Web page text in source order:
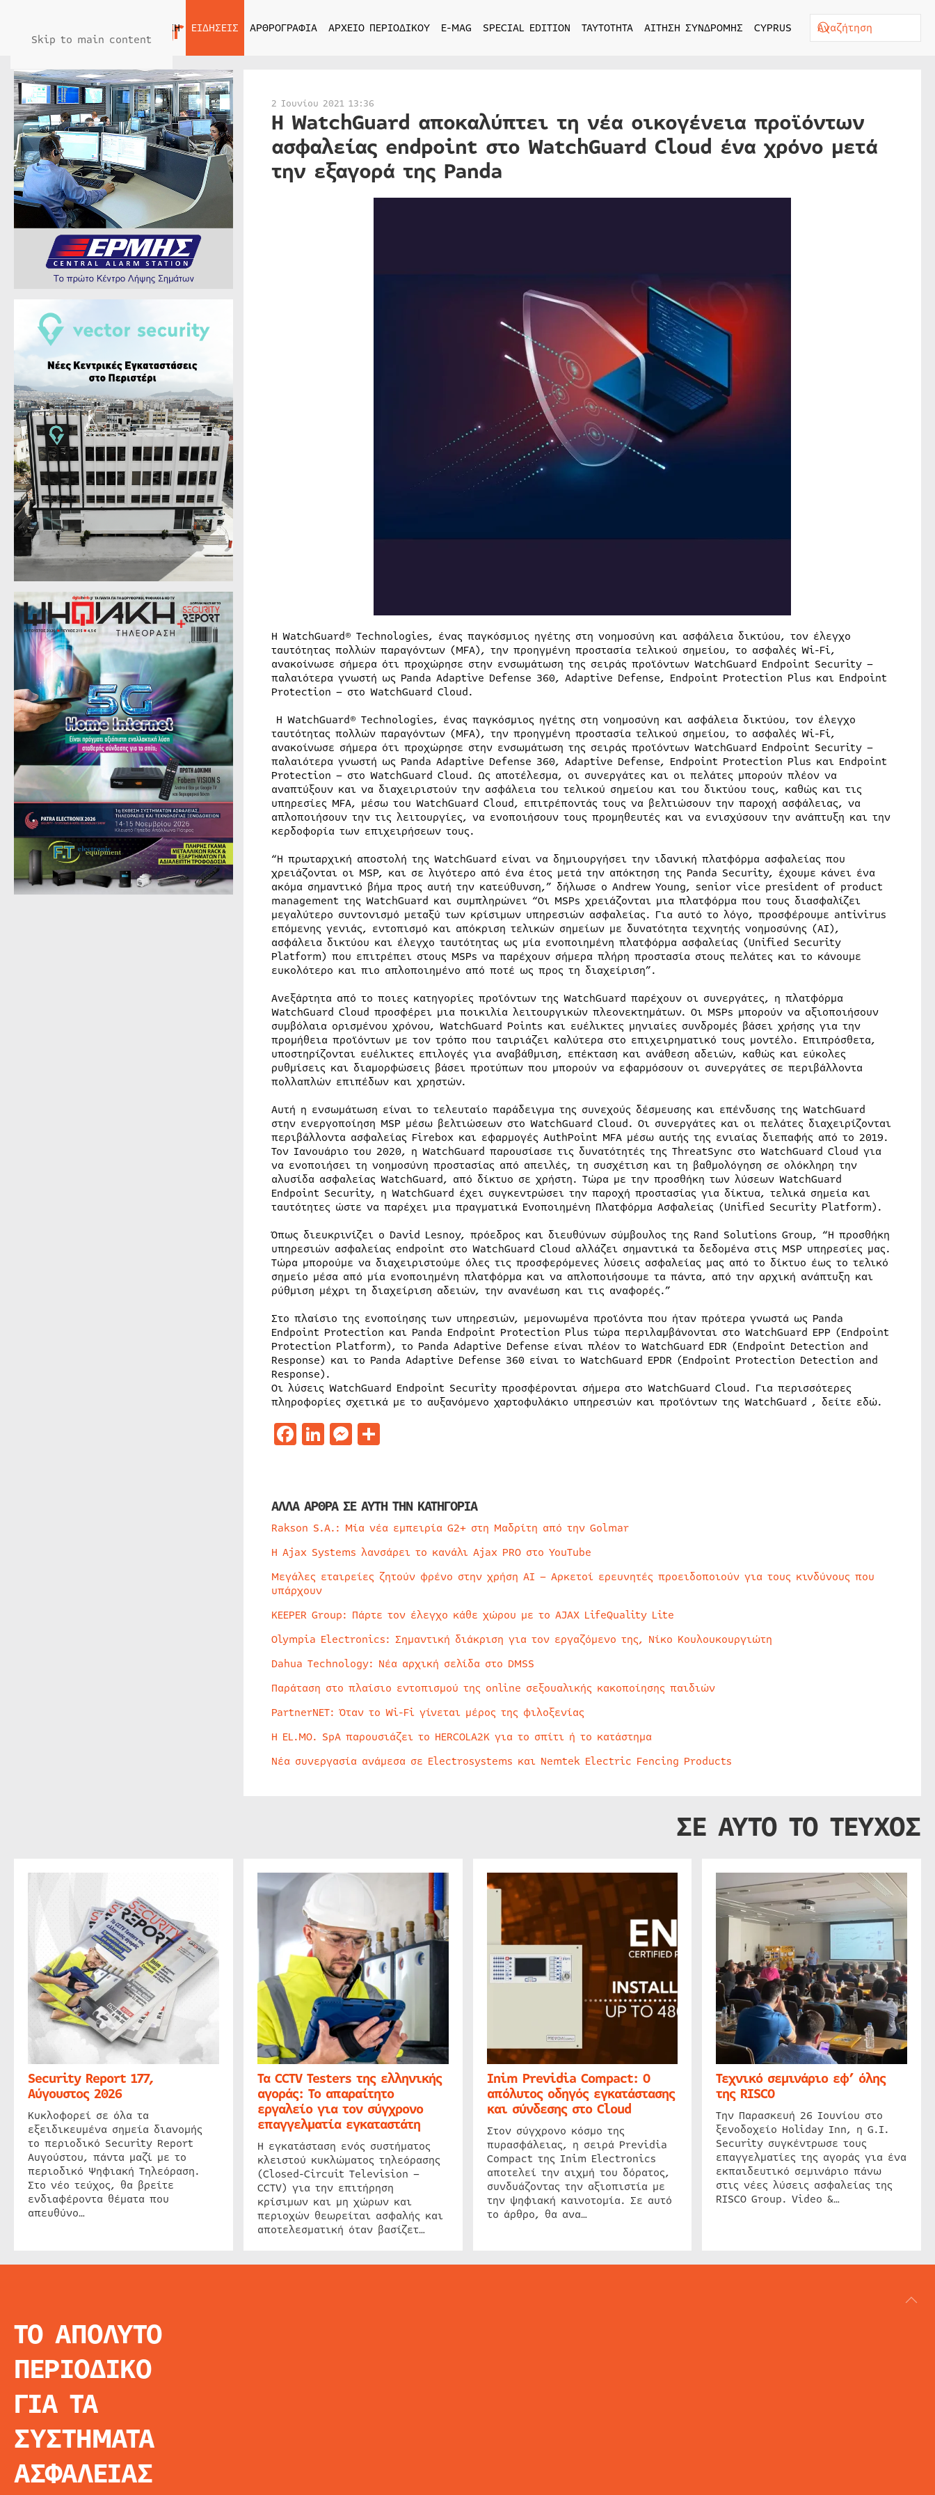
Skip to main content
ΑΡΧΙΚΗ ΕΙΔΗΣΕΙΣ ΑΡΘΡΟΓΡΑΦΙΑ ΑΡΧΕΙΟ ΠΕΡΙΟΔΙΚΟΥ E-MAG SPECIAL EDITION ΤΑΥΤΟΤΗΤΑ ΑΙΤΗΣΗ ΣΥΝΔΡΟΜΗΣ CYPRUS
2 Ιουνίου 2021 13:36
Η WatchGuard αποκαλύπτει τη νέα οικογένεια προϊόντων
ασφαλείας endpoint στο WatchGuard Cloud ένα χρόνο μετά
την εξαγορά της Panda
Η WatchGuard® Technologies, ένας παγκόσμιος ηγέτης στη νοημοσύνη και ασφάλεια δικτύου, τον έλεγχο
ταυτότητας πολλών παραγόντων (MFA), την προηγμένη προστασία τελικού σημείου, το ασφαλές Wi-Fi,
ανακοίνωσε σήμερα ότι προχώρησε στην ενσωμάτωση της σειράς προϊόντων WatchGuard Endpoint Security –
παλαιότερα γνωστή ως Panda Adaptive Defense 360, Adaptive Defense, Endpoint Protection Plus και Endpoint
Protection – στο WatchGuard Cloud.
Η WatchGuard® Technologies, ένας παγκόσμιος ηγέτης στη νοημοσύνη και ασφάλεια δικτύου, τον έλεγχο
ταυτότητας πολλών παραγόντων (MFA), την προηγμένη προστασία τελικού σημείου, το ασφαλές Wi-Fi,
ανακοίνωσε σήμερα ότι προχώρησε στην ενσωμάτωση της σειράς προϊόντων WatchGuard Endpoint Security –
παλαιότερα γνωστή ως Panda Adaptive Defense 360, Adaptive Defense, Endpoint Protection Plus και Endpoint
Protection – στο WatchGuard Cloud. Ως αποτέλεσμα, οι συνεργάτες και οι πελάτες μπορούν πλέον να
αναπτύξουν και να διαχειριστούν την ασφάλεια του τελικού σημείου και του δικτύου τους, καθώς και τις
υπηρεσίες MFA, μέσω του WatchGuard Cloud, επιτρέποντάς τους να βελτιώσουν την παροχή ασφάλειας, να
απλοποιήσουν την τις λειτουργίες, να ενοποιήσουν τους προμηθευτές και να ενισχύσουν την ανάπτυξη και την
κερδοφορία των επιχειρήσεων τους.
“Η πρωταρχική αποστολή της WatchGuard είναι να δημιουργήσει την ιδανική πλατφόρμα ασφαλείας που
χρειάζονται οι MSP, και σε λιγότερο από ένα έτος μετά την απόκτηση της Panda Security, έχουμε κάνει ένα
ακόμα σημαντικό βήμα προς αυτή την κατεύθυνση,” δήλωσε ο Andrew Young, senior vice president of product
management της WatchGuard και συμπληρώνει “Οι MSPs χρειάζονται μια πλατφόρμα που τους διασφαλίζει
μεγαλύτερο συντονισμό μεταξύ των κρίσιμων υπηρεσιών ασφαλείας. Για αυτό το λόγο, προσφέρουμε antivirus
επόμενης γενιάς, εντοπισμό και απόκριση τελικών σημείων με δυνατότητα τεχνητής νοημοσύνης (AI),
ασφάλεια δικτύου και έλεγχο ταυτότητας ως μία ενοποιημένη πλατφόρμα ασφαλείας (Unified Security
Platform) που επιτρέπει στους MSPs να παρέχουν σήμερα πλήρη προστασία στους πελάτες και το κάνουμε
ευκολότερο και πιο απλοποιημένο από ποτέ ως προς τη διαχείριση”.
Ανεξάρτητα από το ποιες κατηγορίες προϊόντων της WatchGuard παρέχουν οι συνεργάτες, η πλατφόρμα
WatchGuard Cloud προσφέρει μια ποικιλία λειτουργικών πλεονεκτημάτων. Οι MSPs μπορούν να αξιοποιήσουν
συμβόλαια ορισμένου χρόνου, WatchGuard Points και ευέλικτες μηνιαίες συνδρομές βάσει χρήσης για την
προμήθεια προϊόντων με τον τρόπο που ταιριάζει καλύτερα στο επιχειρηματικό τους μοντέλο. Επιπρόσθετα,
υποστηρίζονται ευέλικτες επιλογές για αναβάθμιση, επέκταση και ανάθεση αδειών, καθώς και εύκολες
ρυθμίσεις και διαμορφώσεις βάσει προτύπων που μπορούν να εφαρμόσουν οι συνεργάτες σε περιβάλλοντα
πολλαπλών επιπέδων και χρηστών.
Αυτή η ενσωμάτωση είναι το τελευταίο παράδειγμα της συνεχούς δέσμευσης και επένδυσης της WatchGuard
στην ενεργοποίηση MSP μέσω βελτιώσεων στο WatchGuard Cloud. Οι συνεργάτες και οι πελάτες διαχειρίζονται
περιβάλλοντα ασφαλείας Firebox και εφαρμογές AuthPoint MFA μέσω αυτής της ενιαίας διεπαφής από το 2019.
Τον Ιανουάριο του 2020, η WatchGuard παρουσίασε τις δυνατότητές της ThreatSync στο WatchGuard Cloud για
να ενοποιήσει τη νοημοσύνη προστασίας από απειλές, τη συσχέτιση και τη βαθμολόγηση σε ολόκληρη την
αλυσίδα ασφαλείας WatchGuard, από δίκτυο σε χρήστη. Τώρα με την προσθήκη των λύσεων WatchGuard
Endpoint Security, η WatchGuard έχει συγκεντρώσει την παροχή προστασίας για δίκτυα, τελικά σημεία και
ταυτότητες ώστε να παρέχει μια πραγματικά Ενοποιημένη Πλατφόρμα Ασφαλείας (Unified Security Platform).
Όπως διευκρινίζει ο David Lesnoy, πρόεδρος και διευθύνων σύμβουλος της Rand Solutions Group, “Η προσθήκη
υπηρεσιών ασφαλείας endpoint στο WatchGuard Cloud αλλάζει σημαντικά τα δεδομένα στις MSP υπηρεσίες μας.
Τώρα μπορούμε να διαχειριστούμε όλες τις προσφερόμενες λύσεις ασφαλείας μας από το δίκτυο έως το τελικό
σημείο μέσα από μία ενοποιημένη πλατφόρμα και να απλοποιήσουμε τα πάντα, από την αρχική ανάπτυξη και
ρύθμιση μέχρι τη διαχείριση αδειών, την ανανέωση και τις αναφορές.”
Στο πλαίσιο της ενοποίησης των υπηρεσιών, μεμονωμένα προϊόντα που ήταν πρότερα γνωστά ως Panda
Endpoint Protection και Panda Endpoint Protection Plus τώρα περιλαμβάνονται στο WatchGuard EPP (Endpoint
Protection Platform), το Panda Adaptive Defense είναι πλέον το WatchGuard EDR (Endpoint Detection and
Response) και το Panda Adaptive Defense 360 είναι το WatchGuard EPDR (Endpoint Protection Detection and
Response).
Οι λύσεις WatchGuard Endpoint Security προσφέρονται σήμερα στο WatchGuard Cloud. Για περισσότερες
πληροφορίες σχετικά με το αυξανόμενο χαρτοφυλάκιο υπηρεσιών και προϊόντων της WatchGuard , δείτε εδώ.
Facebook
LinkedIn
Messenger
Μοιραστείτε
ΑΛΛΑ ΑΡΘΡΑ ΣΕ ΑΥΤΗ ΤΗΝ ΚΑΤΗΓΟΡΙΑ
Rakson S.A.: Μία νέα εμπειρία G2+ στη Μαδρίτη από την Golmar
Η Ajax Systems λανσάρει το κανάλι Ajax PRO στο YouTube
Μεγάλες εταιρείες ζητούν φρένο στην χρήση AI – Αρκετοί ερευνητές προειδοποιούν για τους κινδύνους που
υπάρχουν
KEEPER Group: Πάρτε τον έλεγχο κάθε χώρου με το AJAX LifeQuality Lite
Olympia Electronics: Σημαντική διάκριση για τον εργαζόμενο της, Νίκο Κουλουκουργιώτη
Dahua Technology: Νέα αρχική σελίδα στο DMSS
Παράταση στο πλαίσιο εντοπισμού της online σεξουαλικής κακοποίησης παιδιών
PartnerNET: Όταν το Wi-Fi γίνεται μέρος της φιλοξενίας
Η EL.MO. SpA παρουσιάζει το HERCOLA2K για το σπίτι ή το κατάστημα
Νέα συνεργασία ανάμεσα σε Electrosystems και Nemtek Electric Fencing Products
ΣΕ ΑΥΤΟ ΤΟ ΤΕΥΧΟΣ
Security Report 177,
Αύγουστος 2026
Κυκλοφορεί σε όλα τα
εξειδικευμένα σημεία διανομής
το περιοδικό Security Report
Αυγούστου, πάντα μαζί με το
περιοδικό Ψηφιακή Τηλεόραση.
Στο νέο τεύχος, θα βρείτε
ενδιαφέροντα θέματα που
απευθύνο…
Τα CCTV Testers της ελληνικής
αγοράς: Το απαραίτητο
εργαλείο για τον σύγχρονο
επαγγελματία εγκαταστάτη
Η εγκατάσταση ενός συστήματος
κλειστού κυκλώματος τηλεόρασης
(Closed-Circuit Television –
CCTV) για την επιτήρηση
κρίσιμων και μη χώρων και
περιοχών θεωρείται ασφαλής και
αποτελεσματική όταν βασίζετ…
Inim Previdia Compact: Ο
απόλυτος οδηγός εγκατάστασης
και σύνδεσης στο Cloud
Στον σύγχρονο κόσμο της
πυρασφάλειας, η σειρά Previdia
Compact της Inim Electronics
αποτελεί την αιχμή του δόρατος,
συνδυάζοντας την αξιοπιστία με
την ψηφιακή καινοτομία. Σε αυτό
το άρθρο, θα ανα…
Τεχνικό σεμινάριο εφ’ όλης
της RISCO
Την Παρασκευή 26 Ιουνίου στο
ξενοδοχείο Holiday Inn, η G.I.
Security συγκέντρωσε τους
επαγγελματίες της αγοράς για ένα
εκπαιδευτικό σεμινάριο πάνω
στις νέες λύσεις ασφαλείας της
RISCO Group. Video &…
ΤΟ ΑΠΟΛΥΤΟ
ΠΕΡΙΟΔΙΚΟ
ΓΙΑ ΤΑ
ΣΥΣΤΗΜΑΤΑ
ΑΣΦΑΛΕΙΑΣ